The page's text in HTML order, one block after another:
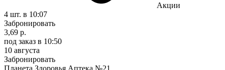
Акции
4 шт. в 10:07
Забронировать
3,69 р.
под заказ в 10:50
10 августа
Забронировать
Планета Здоровья Аптека №21